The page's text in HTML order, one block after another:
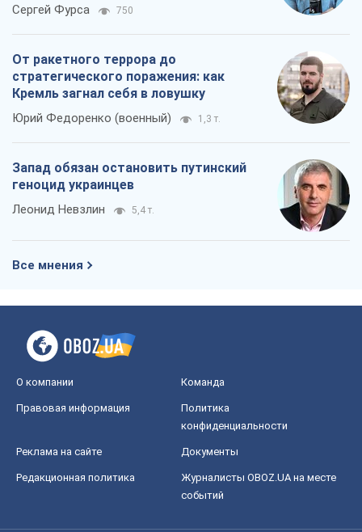
Сергей Фурса 750
От ракетного террора до
стратегического поражения: как
Кремль загнал себя в ловушку
Юрий Федоренко (военный) 1,3 т.
Запад обязан остановить путинский
геноцид украинцев
Леонид Невзлин 5,4 т.
Все мнения
О компании Команда
Правовая информация
Политика
конфиденциальности
Реклама на сайте Документы
Редакционная политика
Журналисты OBOZ.UA на месте
событий